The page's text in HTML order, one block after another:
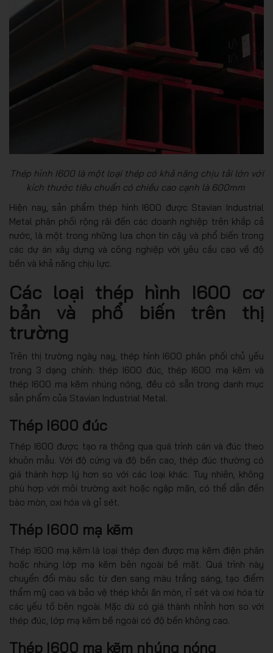
Thép hình I600 là một loại thép có khả năng chịu tải lớn với
kích thước tiêu chuẩn có chiều cao cạnh là 600mm
Hiện nay, sản phẩm thép hình I600 được Stavian Industrial
Metal phân phối rộng rãi đến các doanh nghiệp trên khắp cả
nước, là một trong những lựa chọn tin cậy và phổ biến trong
các dự án xây dựng và công nghiệp với yêu cầu cao về độ
bền và khả năng chịu lực.
Các loại thép hình I600 cơ
bản và phổ biến trên thị
trường
Trên thị trường ngày nay, thép hình I600 phân phối chủ yếu
trong 3 dạng chính: thép I600 đúc, thép I600 mạ kẽm và
thép I600 mạ kẽm nhúng nóng, đều có sẵn trong danh mục
sản phẩm của Stavian Industrial Metal.
Thép I600 đúc
Thép I600 được tạo ra thông qua quá trình cán và đúc theo
khuôn mẫu. Với độ cứng và độ bền cao, thép đúc thường có
giá thành hợp lý hơn so với các loại khác. Tuy nhiên, không
phù hợp với môi trường axit hoặc ngập mặn, có thể dẫn đến
bào mòn, oxi hóa và gỉ sét.
Thép I600 mạ kẽm
Thép I600 mạ kẽm là loại thép đen được mạ kẽm điện phân
hoặc nhúng lớp mạ kẽm bên ngoài bề mặt. Quá trình này
chuyển đổi màu sắc từ đen sang màu trắng sáng, tạo điểm
thẩm mỹ cao và bảo vệ thép khỏi ăn mòn, rỉ sét và oxi hóa từ
các yếu tố bên ngoài. Mặc dù có giá thành nhỉnh hơn so với
thép đúc, lớp mạ kẽm bề ngoài có độ bền không cao.
Thép I600 mạ kẽm nhúng nóng